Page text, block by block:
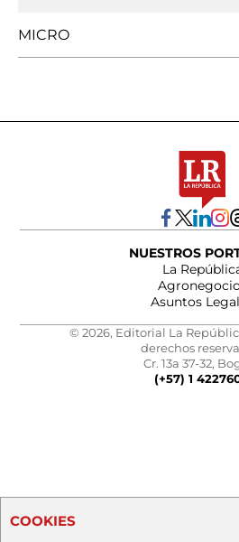
MICRO
NUESTROS
La
Asuntos
© 2026, Editorial La
derechos
Cr. 13a 37-32,
(+57) 1
COOKIES